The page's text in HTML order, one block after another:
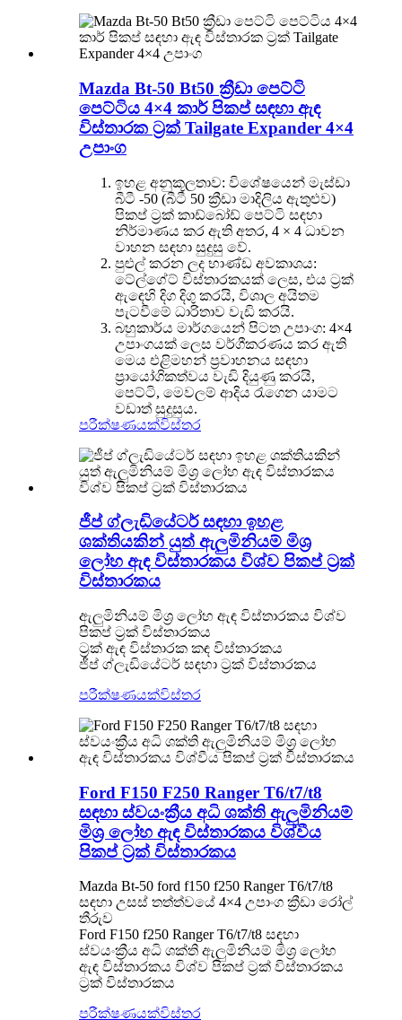
Mazda Bt-50 Bt50 ක්‍රීඩා පෙට්ටි
පෙට්ටිය 4×4 කාර් පිකප් සඳහා ඇඳ
විස්තාරක ට්‍රක් Tailgate Expander 4×4
උපාංග
ඉහළ අනුකූලතාව: විශේෂයෙන් මැස්ඩා
බීටී -50 (බීටී 50 ක්‍රීඩා මාදිලිය ඇතුළුව)
පිකප් ට්‍රක් කාඩ්බෝඩ් පෙට්ටි සඳහා
නිර්මාණය කර ඇති අතර, 4 × 4 ධාවන
වාහන සඳහා සුදුසු වේ.
පුළුල් කරන ලද භාණ්ඩ අවකාශය:
ටේල්ගේට් විස්තාරකයක් ලෙස, එය ට්‍රක්
ඇඳෙහි දිග දිගු කරයි, විශාල අයිතම
පැටවීමේ ධාරිතාව වැඩි කරයි.
බහුකාර්ය මාර්ගයෙන් පිටත උපාංග: 4×4
උපාංගයක් ලෙස වර්ගීකරණය කර ඇති
මෙය එළිමහන් ප්‍රවාහනය සඳහා
ප්‍රායෝගිකත්වය වැඩි දියුණු කරයි,
පෙට්ටි, මෙවලම් ආදිය රැගෙන යාමට
වඩාත් සුදුසුය.
පරීක්ෂණයක්විස්තර
ජීප් ග්ලැඩියේටර් සඳහා ඉහළ
ශක්තියකින් යුත් ඇලුමිනියම් මිශ්‍ර
ලෝහ ඇඳ විස්තාරකය විශ්ව පිකප් ට්‍රක්
විස්තාරකය
ඇලුමිනියම් මිශ්‍ර ලෝහ ඇඳ විස්තාරකය විශ්ව
පිකප් ට්‍රක් විස්තාරකය
ට්‍රක් ඇඳ විස්තාරක කඳ විස්තාරකය
ජීප් ග්ලැඩියේටර් සඳහා ට්‍රක් විස්තාරකය
පරීක්ෂණයක්විස්තර
Ford F150 F250 Ranger T6/t7/t8
සඳහා ස්වයංක්‍රීය අධි ශක්ති ඇලුමිනියම්
මිශ්‍ර ලෝහ ඇඳ විස්තාරකය විශ්වීය
පිකප් ට්‍රක් විස්තාරකය
Mazda Bt-50 ford f150 f250 Ranger T6/t7/t8
සඳහා උසස් තත්ත්වයේ 4×4 උපාංග ක්‍රීඩා රෝල්
තීරුව
Ford F150 f250 Ranger T6/t7/t8 සඳහා
ස්වයංක්‍රීය අධි ශක්ති ඇලුමිනියම් මිශ්‍ර ලෝහ
ඇඳ විස්තාරකය විශ්ව පිකප් ට්‍රක් විස්තාරකය
ට්‍රක් විස්තාරකය
පරීක්ෂණයක්විස්තර